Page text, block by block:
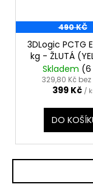
490 KČ
3DLogic PCTG
kg - ŽLUTÁ
Skladem (6
329,80 Kč bez
399 Kč /
DO